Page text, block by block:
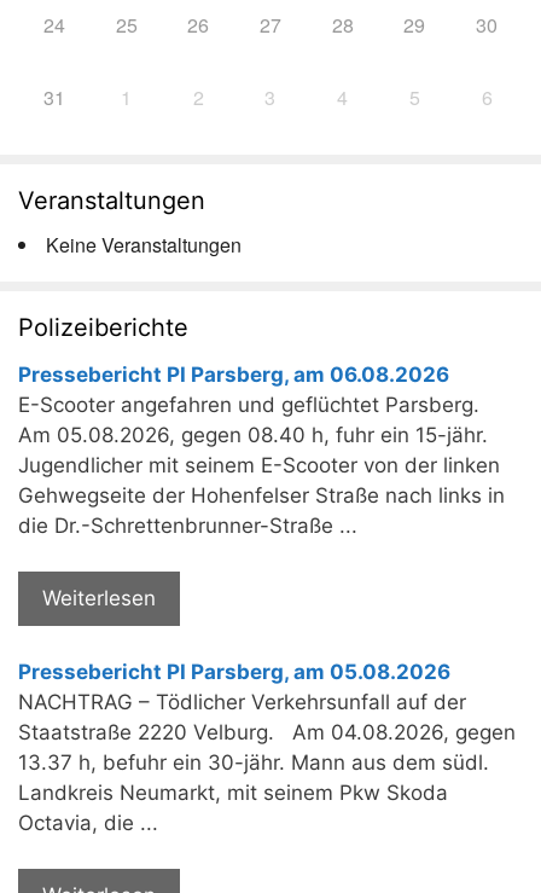
24 25 26 27 28 29 30
31 1 2 3 4 5 6
Veranstaltungen
Keine Veranstaltungen
Polizeiberichte
Pressebericht PI Parsberg, am 06.08.2026
E-Scooter angefahren und geflüchtet Parsberg.
Am 05.08.2026, gegen 08.40 h, fuhr ein 15-jähr.
Jugendlicher mit seinem E-Scooter von der linken
Gehwegseite der Hohenfelser Straße nach links in
die Dr.-Schrettenbrunner-Straße ...
Weiterlesen
Pressebericht PI Parsberg, am 05.08.2026
NACHTRAG – Tödlicher Verkehrsunfall auf der
Staatstraße 2220 Velburg. Am 04.08.2026, gegen
13.37 h, befuhr ein 30-jähr. Mann aus dem südl.
Landkreis Neumarkt, mit seinem Pkw Skoda
Octavia, die ...